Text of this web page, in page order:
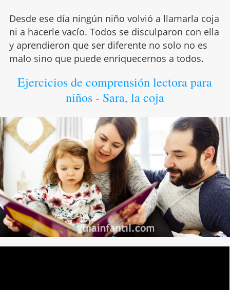
Desde ese día ningún niño volvió a llamarla coja
ni a hacerle vacío. Todos se disculparon con ella
y aprendieron que ser diferente no solo no es
malo sino que puede enriquecernos a todos.
Ejercicios de comprensión lectora para
niños - Sara, la coja